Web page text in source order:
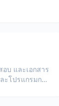
บ และเอกสาร
โปรแกรมการ